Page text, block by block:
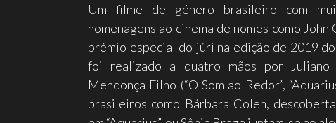
Um filme de género brasileiro com
homenagens ao cinema de nomes como
prémio especial do júri na edição de 2019
foi realizado a quatro mãos por
Mendonça Filho (“O Som ao Redor”,
brasileiros como Bárbara Colen,